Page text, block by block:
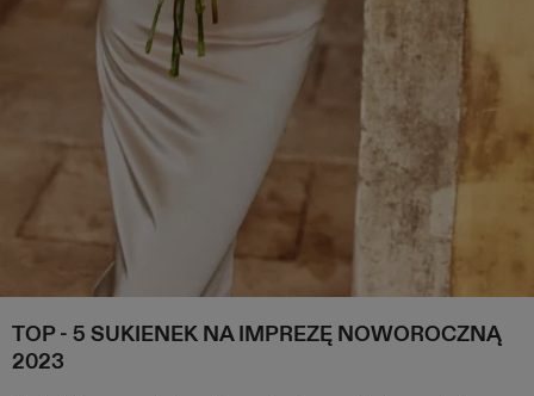
TOP - 5 SUKIENEK NA IMPREZĘ NOWOROCZNĄ
2023